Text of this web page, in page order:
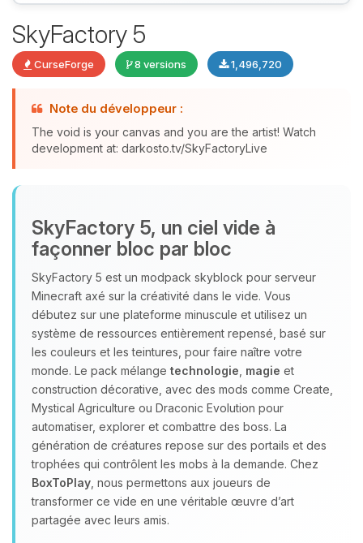
SkyFactory 5
CurseForge 8 versions 1,496,720
Note du développeur :
The void is your canvas and you are the artist! Watch
development at: darkosto.tv/SkyFactoryLive
SkyFactory 5, un ciel vide à
façonner bloc par bloc
SkyFactory 5 est un modpack skyblock pour serveur
Minecraft axé sur la créativité dans le vide. Vous
débutez sur une plateforme minuscule et utilisez un
système de ressources entièrement repensé, basé sur
les couleurs et les teintures, pour faire naître votre
monde. Le pack mélange technologie magie et
construction décorative, avec des mods comme Create,
Mystical Agriculture ou Draconic Evolution pour
automatiser, explorer et combattre des boss. La
génération de créatures repose sur des portails et des
trophées qui contrôlent les mobs à la demande. Chez
BoxToPlay , nous permettons aux joueurs de
transformer ce vide en une véritable œuvre d’art
partagée avec leurs amis.
tu as besoin et je vais remuer mes
petits circuits pour t’aider.